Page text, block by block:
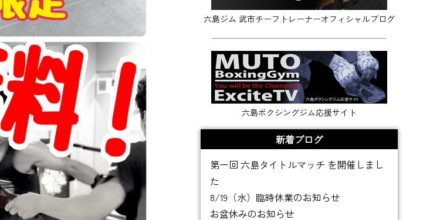
六島ジム 武市チーフトレーナーオフィシャルブログ
六島ボクシングジム応援サイト
新着ブログ
第一回 六島タイトルマッチ を開催しまし
た
8/19（水）臨時休業のお知らせ
お盆休みのお知らせ